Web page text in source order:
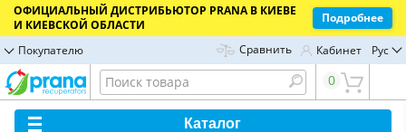
ОФИЦИАЛЬНЫЙ ДИСТРИБЬЮТОР PRANA В КИЕВЕ
И КИЕВСКОЙ ОБЛАСТИ
Подробнее
Покупателю Сравнить Кабинет Рус
0
Каталог